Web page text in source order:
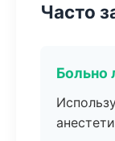
Часто
Больно